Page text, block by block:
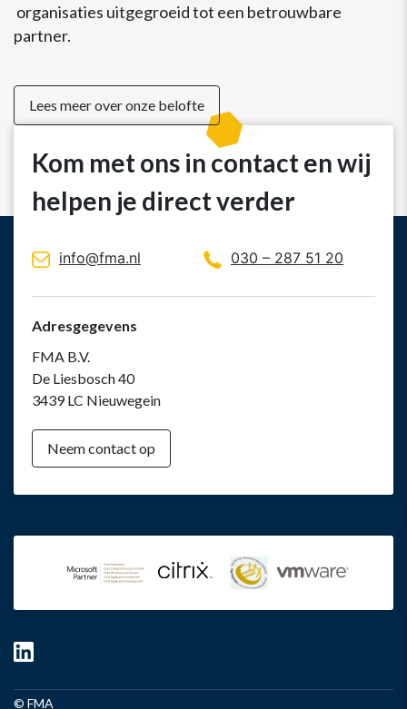
organisaties uitgegroeid tot een betrouwbare
partner.
Lees meer over onze belofte
Kom met ons in contact en wij
helpen je direct verder
info@fma.nl 030 – 287 51 20
Adresgegevens
FMA B.V.
De Liesbosch 40
3439 LC Nieuwegein
Neem contact op
© FMA